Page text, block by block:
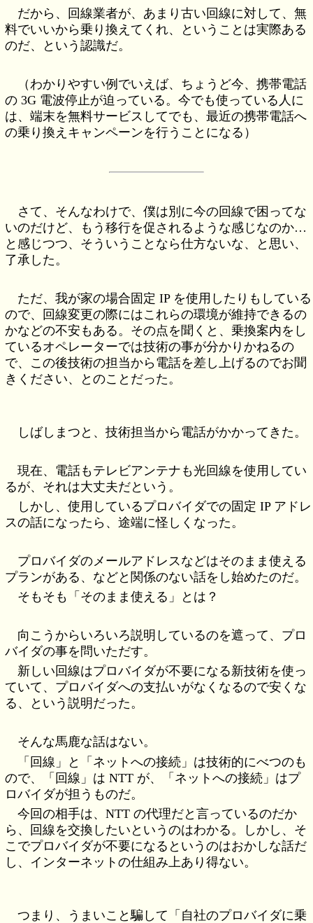
だから、回線業者が、あまり古い回線に対して、無
料でいいから乗り換えてくれ、ということは実際ある
のだ、という認識だ。
（わかりやすい例でいえば、ちょうど今、携帯電話
の 3G 電波停止が迫っている。今でも使っている人に
は、端末を無料サービスしてでも、最近の携帯電話へ
の乗り換えキャンペーンを行うことになる）
さて、そんなわけで、僕は別に今の回線で困ってな
いのだけど、もう移行を促されるような感じなのか…
と感じつつ、そういうことなら仕方ないな、と思い、
了承した。
ただ、我が家の場合固定 IP を使用したりもしている
ので、回線変更の際にはこれらの環境が維持できるの
かなどの不安もある。その点を聞くと、乗換案内をし
ているオペレーターでは技術の事が分かりかねるの
で、この後技術の担当から電話を差し上げるのでお聞
きください、とのことだった。
しばしまつと、技術担当から電話がかかってきた。
現在、電話もテレビアンテナも光回線を使用してい
るが、それは大丈夫だという。
しかし、使用しているプロバイダでの固定 IP アドレ
スの話になったら、途端に怪しくなった。
プロバイダのメールアドレスなどはそのまま使える
プランがある、などと関係のない話をし始めたのだ。
そもそも「そのまま使える」とは？
向こうからいろいろ説明しているのを遮って、プロ
バイダの事を問いただす。
新しい回線はプロバイダが不要になる新技術を使っ
ていて、プロバイダへの支払いがなくなるので安くな
る、という説明だった。
そんな馬鹿な話はない。
「回線」と「ネットへの接続」は技術的にべつのも
ので、「回線」は NTT が、「ネットへの接続」はプ
ロバイダが担うものだ。
今回の相手は、NTT の代理だと言っているのだか
ら、回線を交換したいというのはわかる。しかし、そ
こでプロバイダが不要になるというのはおかしな話だ
し、インターネットの仕組み上あり得ない。
つまり、うまいこと騙して「自社のプロバイダに乗